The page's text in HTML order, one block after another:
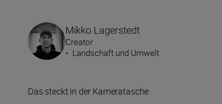
Mikko Lagerstedt
Creator
• Landschaft und Umwelt
Das steckt in der Kameratasche